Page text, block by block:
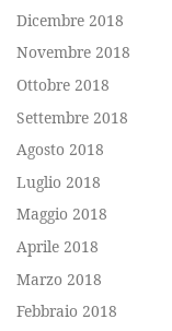
Dicembre 2018
Novembre 2018
Ottobre 2018
Settembre 2018
Agosto 2018
Luglio 2018
Maggio 2018
Aprile 2018
Marzo 2018
Febbraio 2018